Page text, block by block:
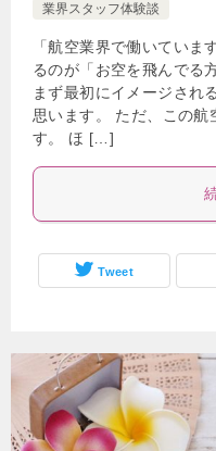
業界スタッフ体験談
「航空業界で働いていま
るのが「お空を飛んでる
まず最初にイメージされ
思います。 ただ、この航
す。 ほ […]
Tweet